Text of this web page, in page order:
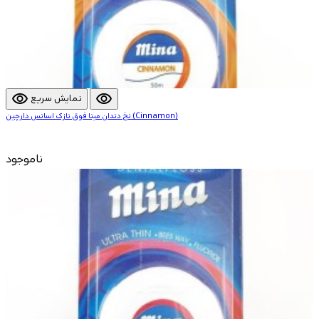
visibility نمایش سریع visibility
نخ دندان مینا فوق نازک اسانس دارچین (Cinnamon)
ناموجود